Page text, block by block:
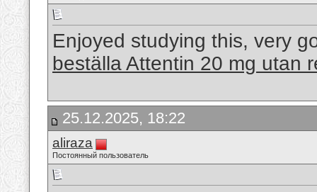
Enjoyed studying this, very
beställa Attentin 20 mg utan
25.12.2025, 18:22
aliraza
Постоянный пользователь